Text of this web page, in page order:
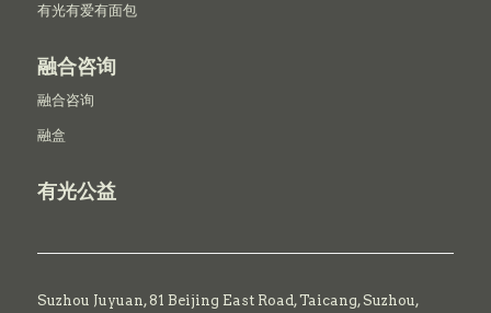
有光有爱有面包
融合咨询
融合咨询
融盒
有光公益
Suzhou Juyuan, 81 Beijing East Road,Taicang,Suzhou,